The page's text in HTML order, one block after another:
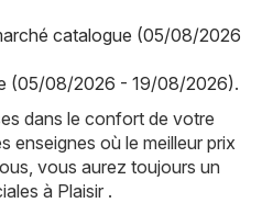
catalogue (05/08/2026
(05/08/2026 - 19/08/2026).
dans le confort de votre
enseignes où le meilleur prix
vous aurez toujours un
à Plaisir .